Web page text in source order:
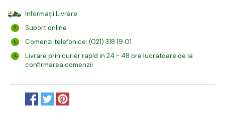
Informații Livrare
Suport online
Comenzi telefonice: (021) 318 19 01
Livrare prin curier rapid in 24 - 48 ore lucratoare de la
confirmarea comenzii